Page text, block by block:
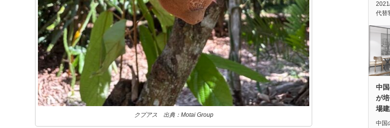
クプアス 出典：Motai Group
代替
中
が
場
中国